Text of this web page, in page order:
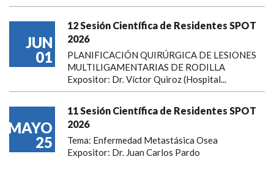
JUN
01
12 Sesión Científica de Residentes SPOT
2026
PLANIFICACIÓN QUIRÚRGICA DE LESIONES
MULTILIGAMENTARIAS DE RODILLA
Expositor: Dr. Víctor Quiroz (Hospital...
MAYO
25
11 Sesión Científica de Residentes SPOT
2026
Tema: Enfermedad Metastásica Osea
Expositor: Dr. Juan Carlos Pardo